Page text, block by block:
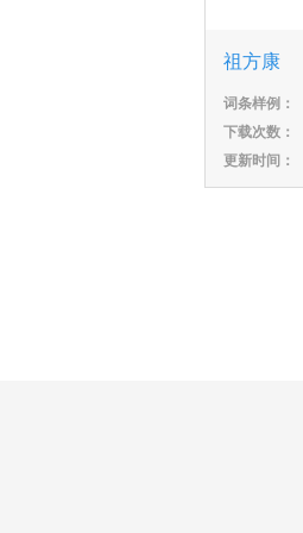
祖方康
词条样例：
下载次数：
更新时间：